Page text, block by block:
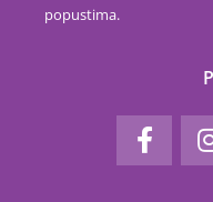
popustima.